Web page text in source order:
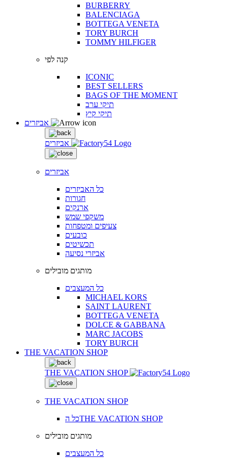
BURBERRY
BALENCIAGA
BOTTEGA VENETA
TORY BURCH
TOMMY HILFIGER
קנה לפי
ICONIC
BEST SELLERS
BAGS OF THE MOMENT
תיקי ערב
תיקי קיץ
אביזרים
אביזרים
כל האביזרים
חגורות
ארנקים
משקפי שמש
צעיפים ומטפחות
כובעים
תכשיטים
אביזרי נסיעה
מותגים מובילים
כל המעצבים
MICHAEL KORS
SAINT LAURENT
BOTTEGA VENETA
DOLCE & GABBANA
MARC JACOBS
TORY BURCH
THE VACATION SHOP
THE VACATION SHOP
THE VACATION SHOP
כל הTHE VACATION SHOP
מותגים מובילים
כל המעצבים